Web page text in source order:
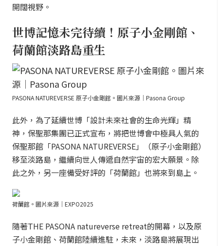
開闊視野。
世博記憶未完待續！原子小金剛館、
荷蘭館淡路島重生
PASONA NATUREVERSE 原子小金剛館。圖片來源｜Pasona Group
此外，為了延續世博「設計未來社會的生命光輝」精
神，保聖那集團已正式宣布，將把世博會中極具人氣的
保聖那館「PASONA NATUREVERSE」（原子小金剛館）
移至淡路島，繼續向世人傳遞自然宇宙的宏大願景。除
此之外，另一座備受好評的「荷蘭館」也將來到島上。
荷蘭館。圖片來源｜EXPO2025
隨著THE PASONA natureverse retreat的開幕，以及原
子小金剛館、荷蘭館陸續進駐，未來，淡路島將展現出